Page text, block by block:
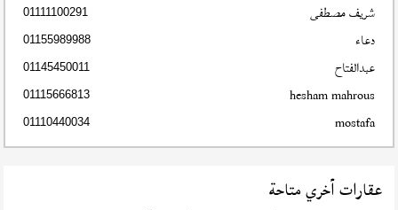
شريف مصطفى 01111100291
دعاء 01155989988
عبدالفتاح 01145450011
hesham mahrous
01115666813
mostafa
01110440034
عقارات أخري متاحة